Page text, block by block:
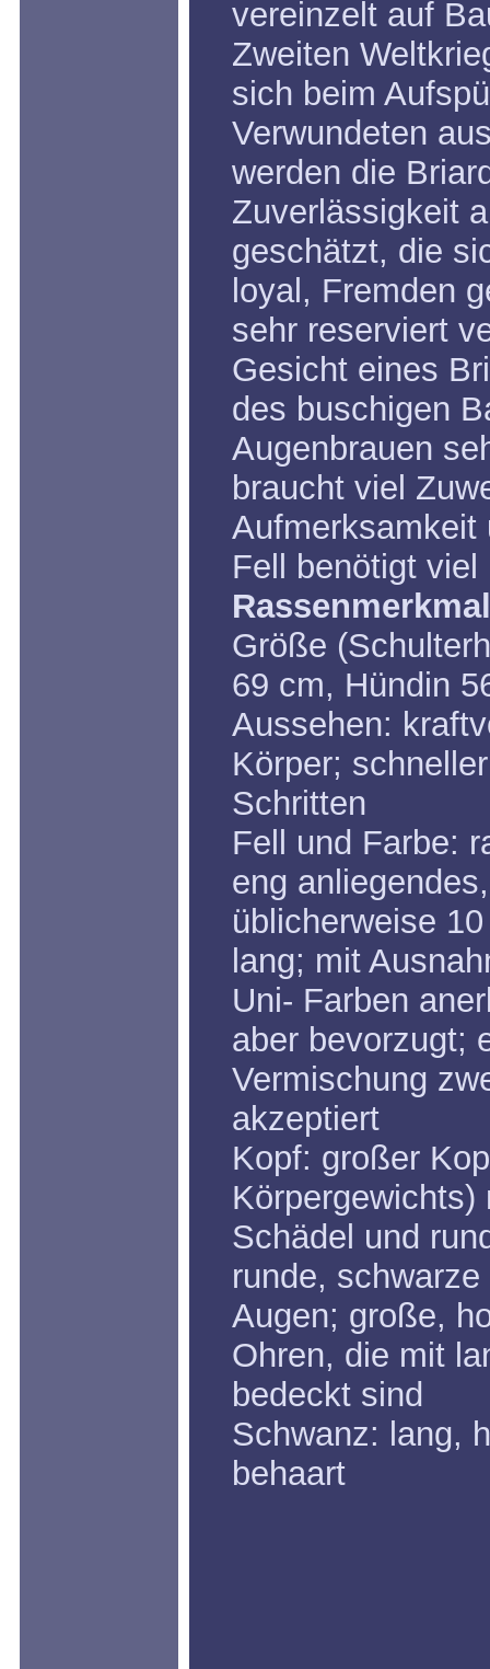
vereinzelt auf
Zweiten
sich beim
Verwundeten
werden die
Zuverlässigkeit
geschätzt, die
loyal, Fremden
sehr reserviert
Gesicht eines
des buschigen
Augenbrauen
braucht viel
Aufmerksamkeit
Fell benötigt viel
Größe
69 cm, Hündin
Aussehen:
Körper;
Schritten
Fell und Farbe:
eng
üblicherweise
lang; mit
Uni- Farben
aber bevorzugt;
Vermischung
akzeptiert
Kopf: großer
Schädel und
runde,
Augen; große,
Ohren, die mit
bedeckt sind
Schwanz: lang,
behaart